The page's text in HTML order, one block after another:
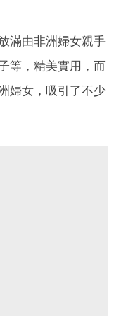
滿由非洲婦女親手
等，精美實用，而
婦女，吸引了不少